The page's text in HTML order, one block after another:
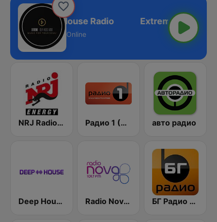
Deep House Radio
Online
NRJ Radio ENERGY Радио 1 (Radio 1) авто радио
Deep House Radio Radio Nova 101.7 FM БГ Радио 91.9 ( BG Radio )